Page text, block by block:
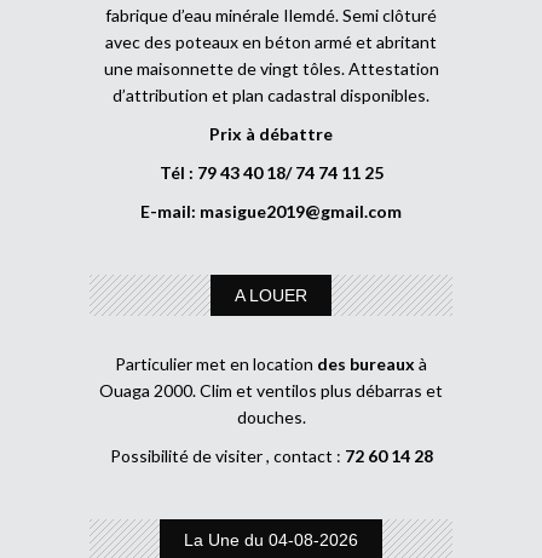
fabrique d’eau minérale Ilemdé. Semi clôturé
avec des poteaux en béton armé et abritant
une maisonnette de vingt tôles. Attestation
d’attribution et plan cadastral disponibles.
Prix à débattre
Tél : 79 43 40 18/ 74 74 11 25
E-mail: masigue2019@gmail.com
A LOUER
Particulier met en location des bureaux à
Ouaga 2000. Clim et ventilos plus débarras et
douches.
Possibilité de visiter , contact : 72 60 14 28
La Une du 04-08-2026